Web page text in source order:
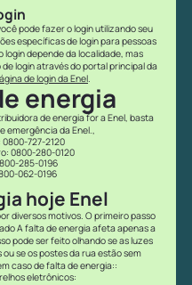
pode fazer o login utilizando seu
específicas de login para pessoas
login depende da localidade, mas
login através do portal principal da
de login da Enel.
energia
de energia for a Enel, basta
emergência da Enel.,
0800-727-2120
0800-280-0120
285-0196
062-0196
hoje Enel
diversos motivos. O primeiro passo
A falta de energia afeta apenas a
pode ser feito olhando se as luzes
se os postes da rua estão sem
caso de falta de energia::
eletrônicos: